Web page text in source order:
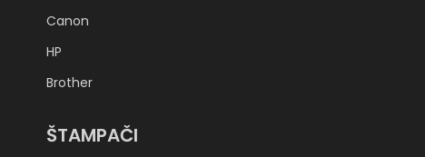
Canon
HP
Brother
ŠTAMPAČI